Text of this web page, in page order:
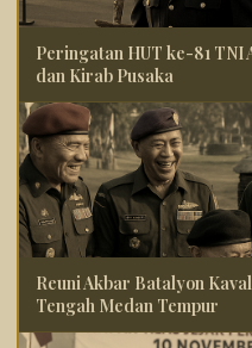
Peringatan HUT ke-81 TNI
dan Kirab Pusaka
Reuni Akbar Batalyon
Tengah Medan Tempur